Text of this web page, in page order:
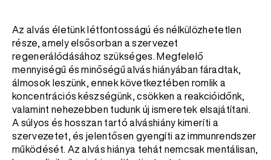
Az alvás életünk létfontosságú és nélkülözhetetlen
része, amely elsősorban a szervezet
regenerálódásához szükséges. Megfelelő
mennyiségű és minőségű alvás hiányában fáradtak,
álmosok leszünk, ennek következtében romlik a
koncentrációs készségünk, csökken a reakcióidőnk,
valamint nehezebben tudunk új ismeretek elsajátítani.
A súlyos és hosszan tartó alváshiány kimeríti a
szervezetet, és jelentősen gyengíti az immunrendszer
működését. Az alvás hiánya tehát nemcsak mentálisan,